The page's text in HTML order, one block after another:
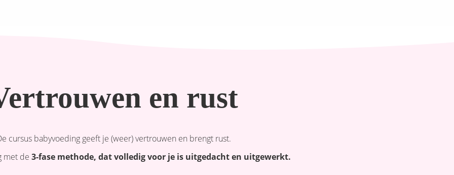
en rust
cursus babyvoeding geeft je (weer) vertrouwen en brengt rust.
met de 3-fase methode, dat volledig voor je is uitgedacht en uitgewerkt.